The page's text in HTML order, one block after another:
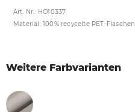
Art. Nr.: HÖ10337
Material: 100% recycelte PET-Flaschen
Weitere Farbvarianten